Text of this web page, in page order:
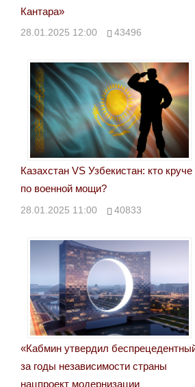
Кантара»
28.01.2025 12:00 43496
Казахстан VS Узбекистан: кто круче
по военной мощи?
28.01.2025 11:00 40833
«Кабмин утвердил
за годы независимости страны
нацпроект модернизации